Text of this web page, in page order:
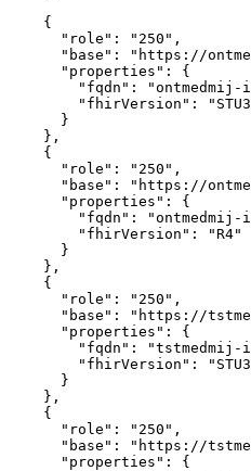
{
"role" : "250" ,
"base" :
"https://
"properties" :
{
"fqdn" :
"fhirVersion" :
}
} ,
{
"role" : "250" ,
"base" :
"https://
"properties" :
{
"fqdn" :
"fhirVersion" :
"R4"
}
} ,
{
"role" : "250" ,
"base" :
"https://
"properties" :
{
"fqdn" :
"fhirVersion" :
}
} ,
{
"role" : "250" ,
"base" :
"https://
"properties" :
{